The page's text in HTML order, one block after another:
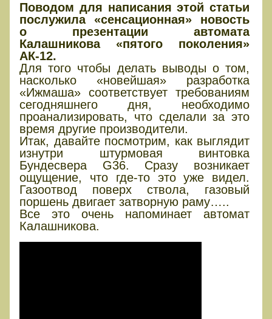
Поводом для написания этой статьи
послужила «сенсационная» новость
о презентации автомата
Калашникова «пятого поколения»
АК-12.
Для того чтобы делать выводы о том,
насколько «новейшая» разработка
«Ижмаша» соответствует требованиям
сегодняшнего дня, необходимо
проанализировать, что сделали за это
время другие производители.
Итак, давайте посмотрим, как выглядит
изнутри штурмовая винтовка
Бундесвера G36. Сразу возникает
ощущение, что где-то это уже видел.
Газоотвод поверх ствола, газовый
поршень двигает затворную раму…..
Все это очень напоминает автомат
Калашникова.